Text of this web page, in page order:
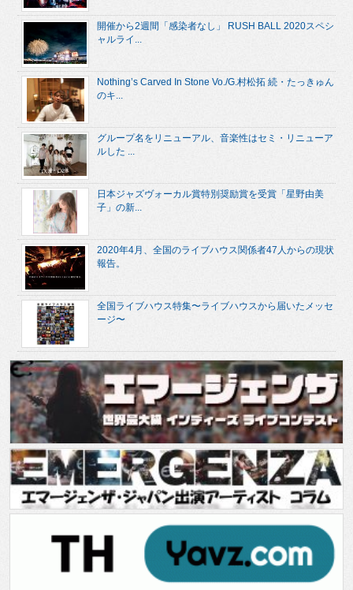
開催から2週間「感染者なし」 RUSH BALL 2020スペシ
ャルライ...
Nothing’s Carved In Stone Vo./G.村松拓 続・たっきゅん
のキ...
グループ名をリニューアル、音楽性はセミ・リニューア
ルした ...
日本ジャズヴォーカル賞特別奨励賞を受賞「星野由美
子」の新...
2020年4月、全国のライブハウス関係者47人からの現状
報告。
全国ライブハウス特集〜ライブハウスから届いたメッセ
ージ〜